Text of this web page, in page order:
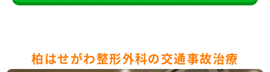
柏はせがわ整形外科の交通事故治療